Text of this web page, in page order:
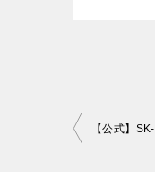
投